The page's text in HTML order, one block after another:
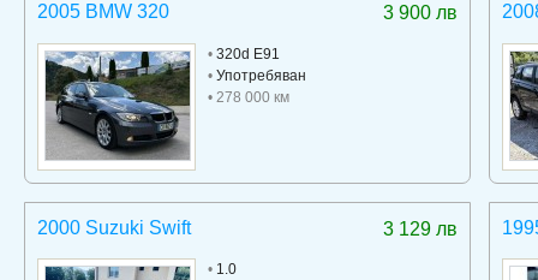
3 900 лв
2005 BMW 320
• 320d E91
• Употребяван
• 278 000 км
3 129 лв
2000 Suzuki Swift
• 1.0